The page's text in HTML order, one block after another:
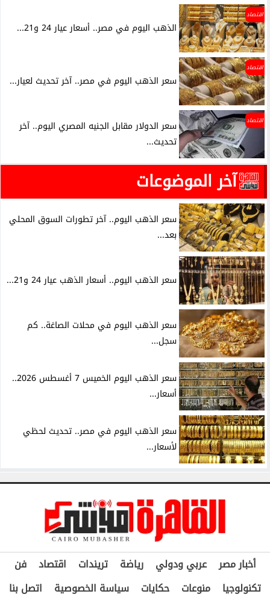
اقتصاد
الذهب اليوم في مصر.. أسعار عيار 24 و21...
اقتصاد
سعر الذهب اليوم في مصر.. آخر تحديث لعيار...
اقتصاد
سعر الدولار مقابل الجنيه المصري اليوم.. آخر
تحديث...
آخر الموضوعات
سعر الذهب اليوم.. آخر تطورات السوق المحلي
بعد...
سعر الذهب اليوم.. أسعار الذهب عيار 24 و21...
سعر الذهب اليوم في محلات الصاغة.. كم
سجل...
سعر الذهب اليوم الخميس 7 أغسطس 2026..
أسعار...
سعر الذهب اليوم في مصر.. تحديث لحظي
لأسعار...
أخبار مصر عربي ودولي رياضة تريندات اقتصاد
فن
تكنولوجيا
منوعات حكايات سياسة الخصوصية اتصل بنا